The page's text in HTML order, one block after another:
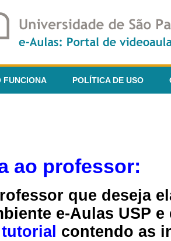
FUNCIONA POLÍTICA DE USO
ao professor:
que deseja
e-Aulas USP
contendo as